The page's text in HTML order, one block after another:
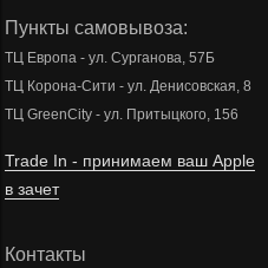
Пункты самовывоза:
ТЦ Европа - ул. Сурганова, 57Б
ТЦ Корона-Сити - ул. Денисовская, 8
ТЦ GreenCity - ул. Притыцкого, 156
Trade In - принимаем ваш Apple
в зачет
Контакты